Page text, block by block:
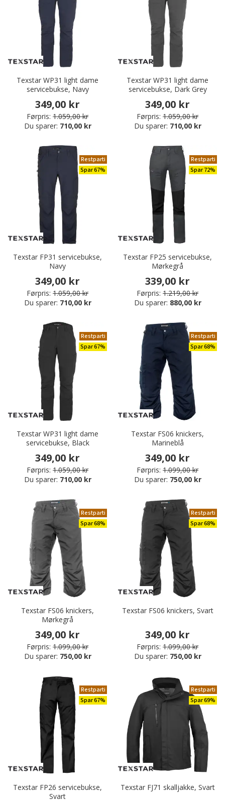
Texstar WP31 light dame
servicebukse, Navy
349,00 kr
Førpris: 1.059,00 kr
Du sparer: 710,00 kr
Texstar WP31 light dame
servicebukse, Dark Grey
349,00 kr
Førpris: 1.059,00 kr
Du sparer: 710,00 kr
Restparti
Spar 67%
Texstar FP31 servicebukse,
Navy
349,00 kr
Førpris: 1.059,00 kr
Du sparer: 710,00 kr
Restparti
Spar 72%
Texstar FP25 servicebukse,
Mørkegrå
339,00 kr
Førpris: 1.219,00 kr
Du sparer: 880,00 kr
Restparti
Spar 67%
Texstar WP31 light dame
servicebukse, Black
349,00 kr
Førpris: 1.059,00 kr
Du sparer: 710,00 kr
Restparti
Spar 68%
Texstar FS06 knickers,
Marineblå
349,00 kr
Førpris: 1.099,00 kr
Du sparer: 750,00 kr
Restparti
Spar 68%
Texstar FS06 knickers,
Mørkegrå
349,00 kr
Førpris: 1.099,00 kr
Du sparer: 750,00 kr
Restparti
Spar 68%
Texstar FS06 knickers, Svart
349,00 kr
Førpris: 1.099,00 kr
Du sparer: 750,00 kr
Restparti
Spar 67%
Texstar FP26 servicebukse,
Svart
Restparti
Spar 69%
Texstar FJ71 skalljakke, Svart